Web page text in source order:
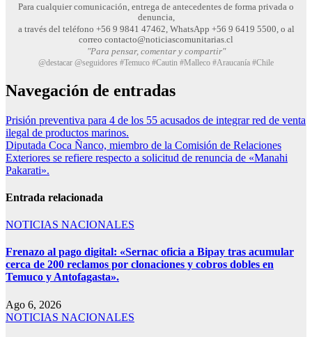
Para cualquier comunicación, entrega de antecedentes de forma privada o
denuncia,
a través del teléfono +56 9 9841 47462, WhatsApp +56 9 6419 5500, o al
correo contacto@noticiascomunitarias.cl
"Para pensar, comentar y compartir"
@destacar @seguidores #Temuco #Cautin #Malleco #Araucanía #Chile
Navegación de entradas
Prisión preventiva para 4 de los 55 acusados de integrar red de venta
ilegal de productos marinos.
Diputada Coca Ñanco, miembro de la Comisión de Relaciones
Exteriores se refiere respecto a solicitud de renuncia de «Manahi
Pakarati».
Entrada relacionada
NOTICIAS NACIONALES
Frenazo al pago digital: «Sernac oficia a Bipay tras acumular
cerca de 200 reclamos por clonaciones y cobros dobles en
Temuco y Antofagasta».
Ago 6, 2026
NOTICIAS NACIONALES